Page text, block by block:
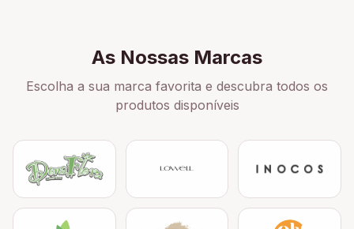
As Nossas Marcas
Escolha a sua marca favorita e descubra todos os
produtos disponíveis